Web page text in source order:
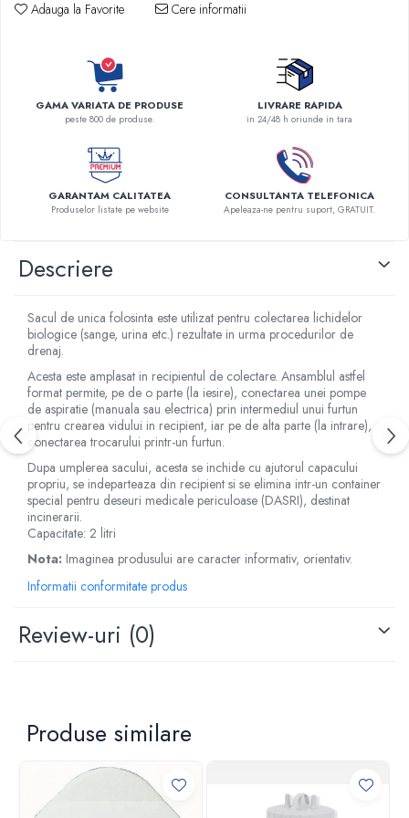
Robineti
Tevi cupru si accesorii
Console tavan sali operatie
Lavoare apa sterila
Lavoare chirurgicale
Adaptori/cuple
Capsule, filtre finale apa sterila
Prefiltre lavoare
Manere pentru electrocautere
Cabluri conectare electrozi neutri
Electrozi neutri
Electrocautere
Radiocautere
Aspiratoare de fum
Criocautere
Consumabile medicale si Accesorii
cutii medicamente
Electrozi
Hartie
Accesorii pentru perfuzie
Geluri
Garouri
Electrozi ECG / EKG
Sonde TOCO
Adauga la Favorite Cere informatii
GAMA VARIATA DE PRODUSE
peste 800 de produse.
LIVRARE RAPIDA
in 24/48 h oriunde in tara
GARANTAM CALITATEA
Produselor listate pe website
CONSULTANTA TELEFONICA
Apeleaza-ne pentru suport, GRATUIT.
Descriere
Sacul de unica folosinta este utilizat pentru colectarea lichidelor
biologice (sange, urina etc.) rezultate in urma procedurilor de
drenaj.
Acesta este amplasat in recipientul de colectare. Ansamblul astfel
format permite, pe de o parte (la iesire), conectarea unei pompe
de aspiratie (manuala sau electrica) prin intermediul unui furtun
pentru crearea vidului in recipient, iar pe de alta parte (la intrare),
conectarea trocarului printr-un furtun.
Dupa umplerea sacului, acesta se inchide cu ajutorul capacului
propriu, se indeparteaza din recipient si se elimina intr-un container
special pentru deseuri medicale periculoase (DASRI), destinat
incinerarii.
Capacitate: 2 litri
Nota: Imaginea produsului are caracter informativ, orientativ.
Informatii conformitate produs
Review-uri (0)
Produse similare